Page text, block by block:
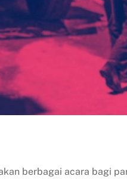
berbagai acara bagi